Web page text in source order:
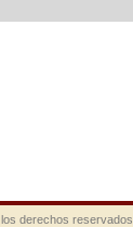
derechos reservados